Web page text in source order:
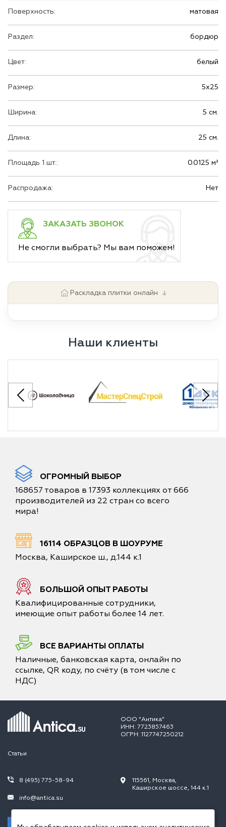
Поверхность: матовая
Раздел: бордюр
Цвет: белый
Размер: 5х25
Ширина: 5 см.
Длина: 25 см.
Площадь 1 шт.: 0.0125 м²
Распродажа: Нет
ЗАКАЗАТЬ ЗВОНОК
Не смогли выбрать? Мы вам поможем!
Раскладка плитки онлайн ↓
Наши клиенты
ОГРОМНЫЙ ВЫБОР
168657 товаров в 17393 коллекциях от 666
производителей из 22 стран со всего
мира!
16114 ОБРАЗЦОВ В ШОУРУМЕ
Москва, Каширское ш., д.144 к.1
БОЛЬШОЙ ОПЫТ РАБОТЫ
Квалифицированные сотрудники,
имеющие опыт работы более 14 лет.
ВСЕ ВАРИАНТЫ ОПЛАТЫ
Наличные, банковская карта, онлайн по
ссылке, QR коду, по счёту (в том числе с
НДС)
ООО "Антика"
ИНН: 7723857463
ОГРН: 1127747250212
Статьи
8 (495) 775-58-94
info@antica.su
Заказать звонок
115561, Москва,
Каширское шоссе, 144 к.1